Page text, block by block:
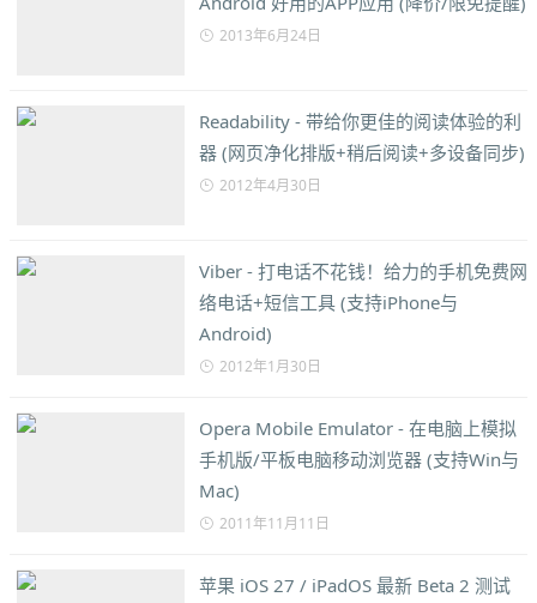
2013年6月24日
Readability - 带给你更佳的阅读体验的利
器 (网页净化排版+稍后阅读+多设备同步)
2012年4月30日
Viber - 打电话不花钱！给力的手机免费网
络电话+短信工具 (支持iPhone与
Android)
2012年1月30日
Opera Mobile Emulator - 在电脑上模拟
手机版/平板电脑移动浏览器 (支持Win与
Mac)
2011年11月11日
苹果 iOS 27 / iPadOS 最新 Beta 2 测试